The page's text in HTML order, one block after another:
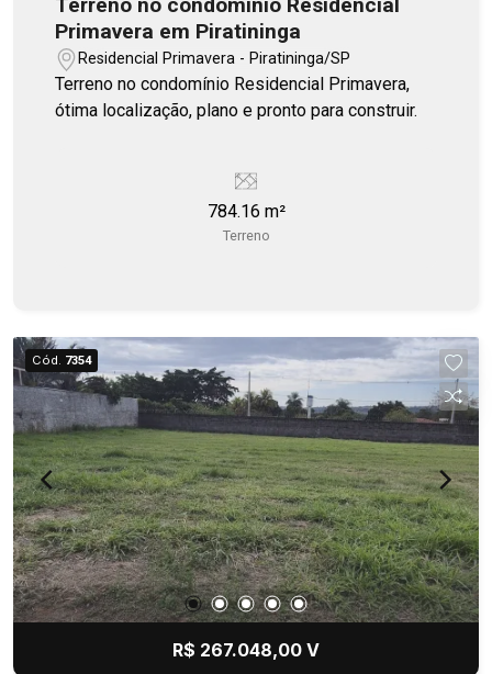
Terreno no condomínio Residencial
Primavera em Piratininga
Residencial Primavera - Piratininga/SP
Terreno no condomínio Residencial Primavera,
ótima localização, plano e pronto para construir.
784.16 m²
Terreno
Cód. 7354
R$ 267.048,00 V